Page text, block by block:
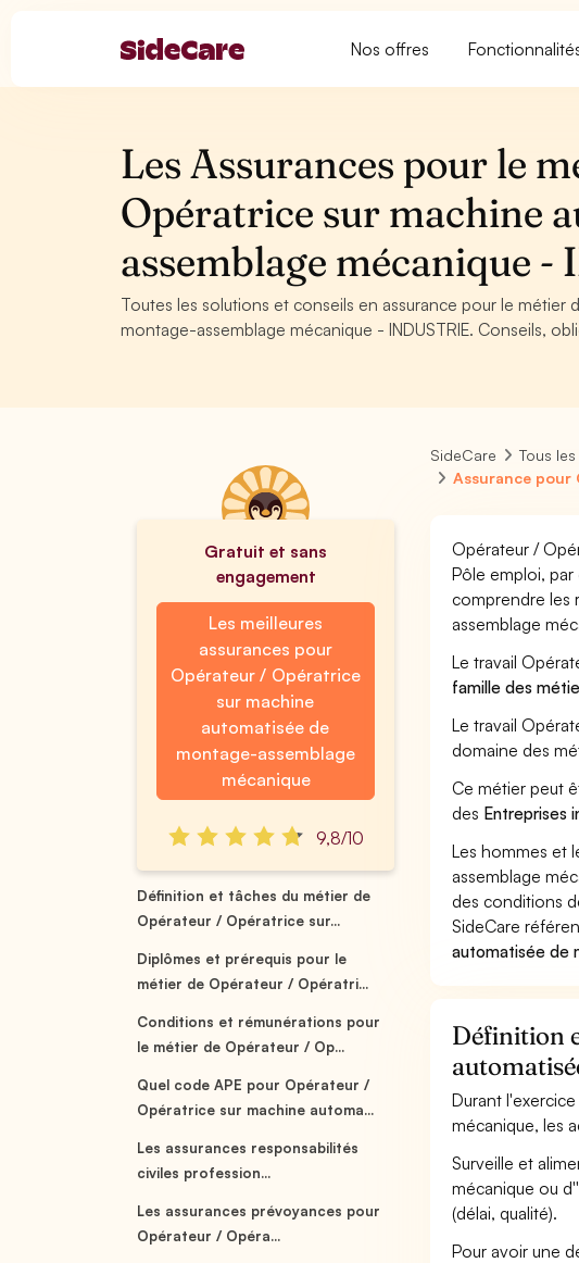
Nos offres
Les Assurances pour le
Opératrice sur machine
assemblage mécanique -
Toutes les solutions et conseils en assurance pour le
montage-assemblage mécanique - INDUSTRIE. Conseils,
Gratuit et sans
engagement
Les meilleures
assurances pour
Opérateur / Opératrice
sur machine
automatisée de
montage-assemblage
mécanique
9,8/10
Définition et tâches du métier de
Opérateur / Opératrice sur...
Diplômes et prérequis pour le
métier de Opérateur / Opératri...
Conditions et rémunérations pour
le métier de Opérateur / Op...
Quel code APE pour Opérateur /
Opératrice sur machine automa...
Les assurances responsabilités
civiles profession...
Les assurances prévoyances pour
Opérateur / Opéra...
SideCare
Tous
Assurance pour
Opérateur /
Pôle emploi,
comprendre les
assemblage
Le travail
famille des
Le travail
domaine des
Ce métier peut
des Entreprises
Les hommes et
assemblage
des conditions
SideCare
automatisée de
Définition
Durant
mécanique, les
Surveille et
mécanique ou
(délai, qualité).
Pour avoir une